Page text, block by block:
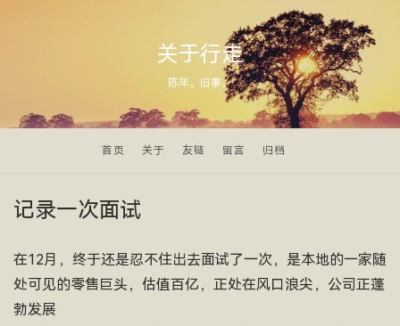
关于行走
陈年。旧事。
首页 关于 友链 留言 归档
记录一次面试
在12月，终于还是忍不住出去面试了一次，是本地的一家随
处可见的零售巨头，估值百亿，正处在风口浪尖，公司正蓬
勃发展